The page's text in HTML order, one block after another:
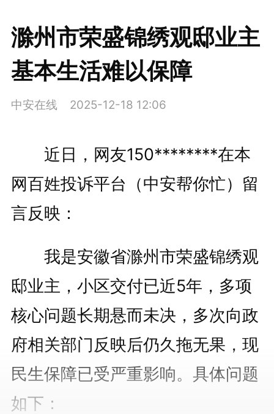
滁州市荣盛锦绣观邸业主
基本生活难以保障
中安在线 2025-12-18 12:06
近日，网友150********在本
网百姓投诉平台（中安帮你忙）留
言反映：
我是安徽省滁州市荣盛锦绣观
邸业主，小区交付已近5年，多项
核心问题长期悬而未决，多次向政
府相关部门反映后仍久拖无果，现
民生保障已受严重影响。具体问题
如下：